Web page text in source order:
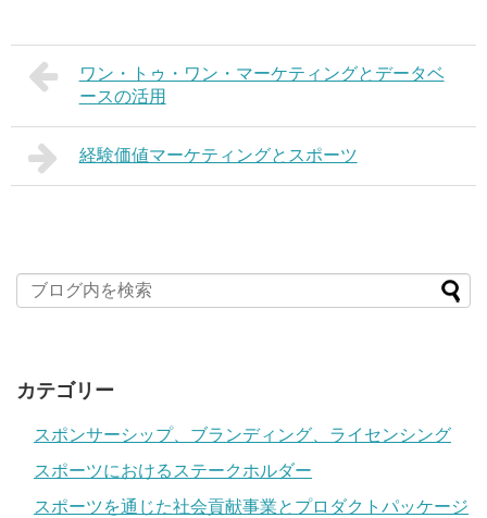
ワン・トゥ・ワン・マーケティングとデータベ
ースの活用
経験価値マーケティングとスポーツ
カテゴリー
スポンサーシップ、ブランディング、ライセンシング
スポーツにおけるステークホルダー
スポーツを通じた社会貢献事業とプロダクトパッケージ